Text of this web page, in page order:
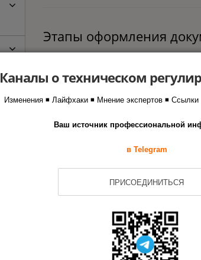
Этапы оформления
1 Заявка на сертификацию
2 Испытания образцов
Анализ состояния
Оформление документа
Другие документы на
Каналы о техническом
Изменения ◾ Лайфхаки ◾ Мнение экспертов ◾
Ваш источник профессиональной
в Telegram
ПРИСОЕДИНИТЬСЯ